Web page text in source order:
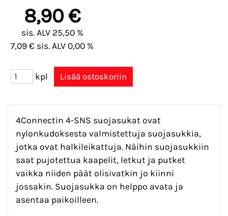
8,90 €
sis. ALV 25,50 %
7,09 € sis. ALV 0,00 %
kpl
4Connectin 4-SNS suojasukat ovat
nylonkudoksesta valmistettuja suojasukkia,
jotka ovat halkileikattuja. Näihin suojasukkiin
saat pujotettua kaapelit, letkut ja putket
vaikka niiden päät olisivatkin jo kiinni
jossakin. Suojasukka on helppo avata ja
asentaa paikoilleen.